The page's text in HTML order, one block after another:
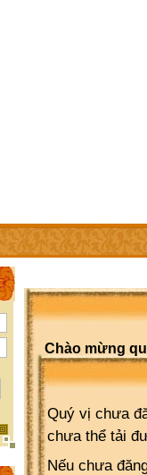
TRỢ GIÚP LIÊN HỆ
Chào mừng
Quý vị chưa
chưa thể tải
Nếu chưa